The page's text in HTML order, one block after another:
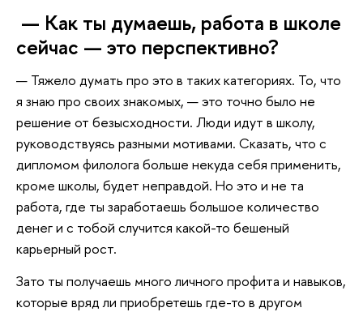
— Как ты думаешь, работа в школе
сейчас — это перспективно?
— Тяжело думать про это в таких категориях. То, что
я знаю про своих знакомых, — это точно было не
решение от безысходности. Люди идут в школу,
руководствуясь разными мотивами. Сказать, что с
дипломом филолога больше некуда себя применить,
кроме школы, будет неправдой. Но это и не та
работа, где ты заработаешь большое количество
денег и с тобой случится какой-то бешеный
карьерный рост.
Зато ты получаешь много личного профита и навыков,
которые вряд ли приобретешь где-то в другом